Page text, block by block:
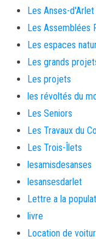
Les Anses-d'Arlet
Les Assemblées
Les espaces
Les grands
Les projets
les révoltés du
Les Seniors
Les Travaux du
Les Trois-Îlets
lesamisdesanses
lesansesdarlet
Lettre a la
livre
Location de